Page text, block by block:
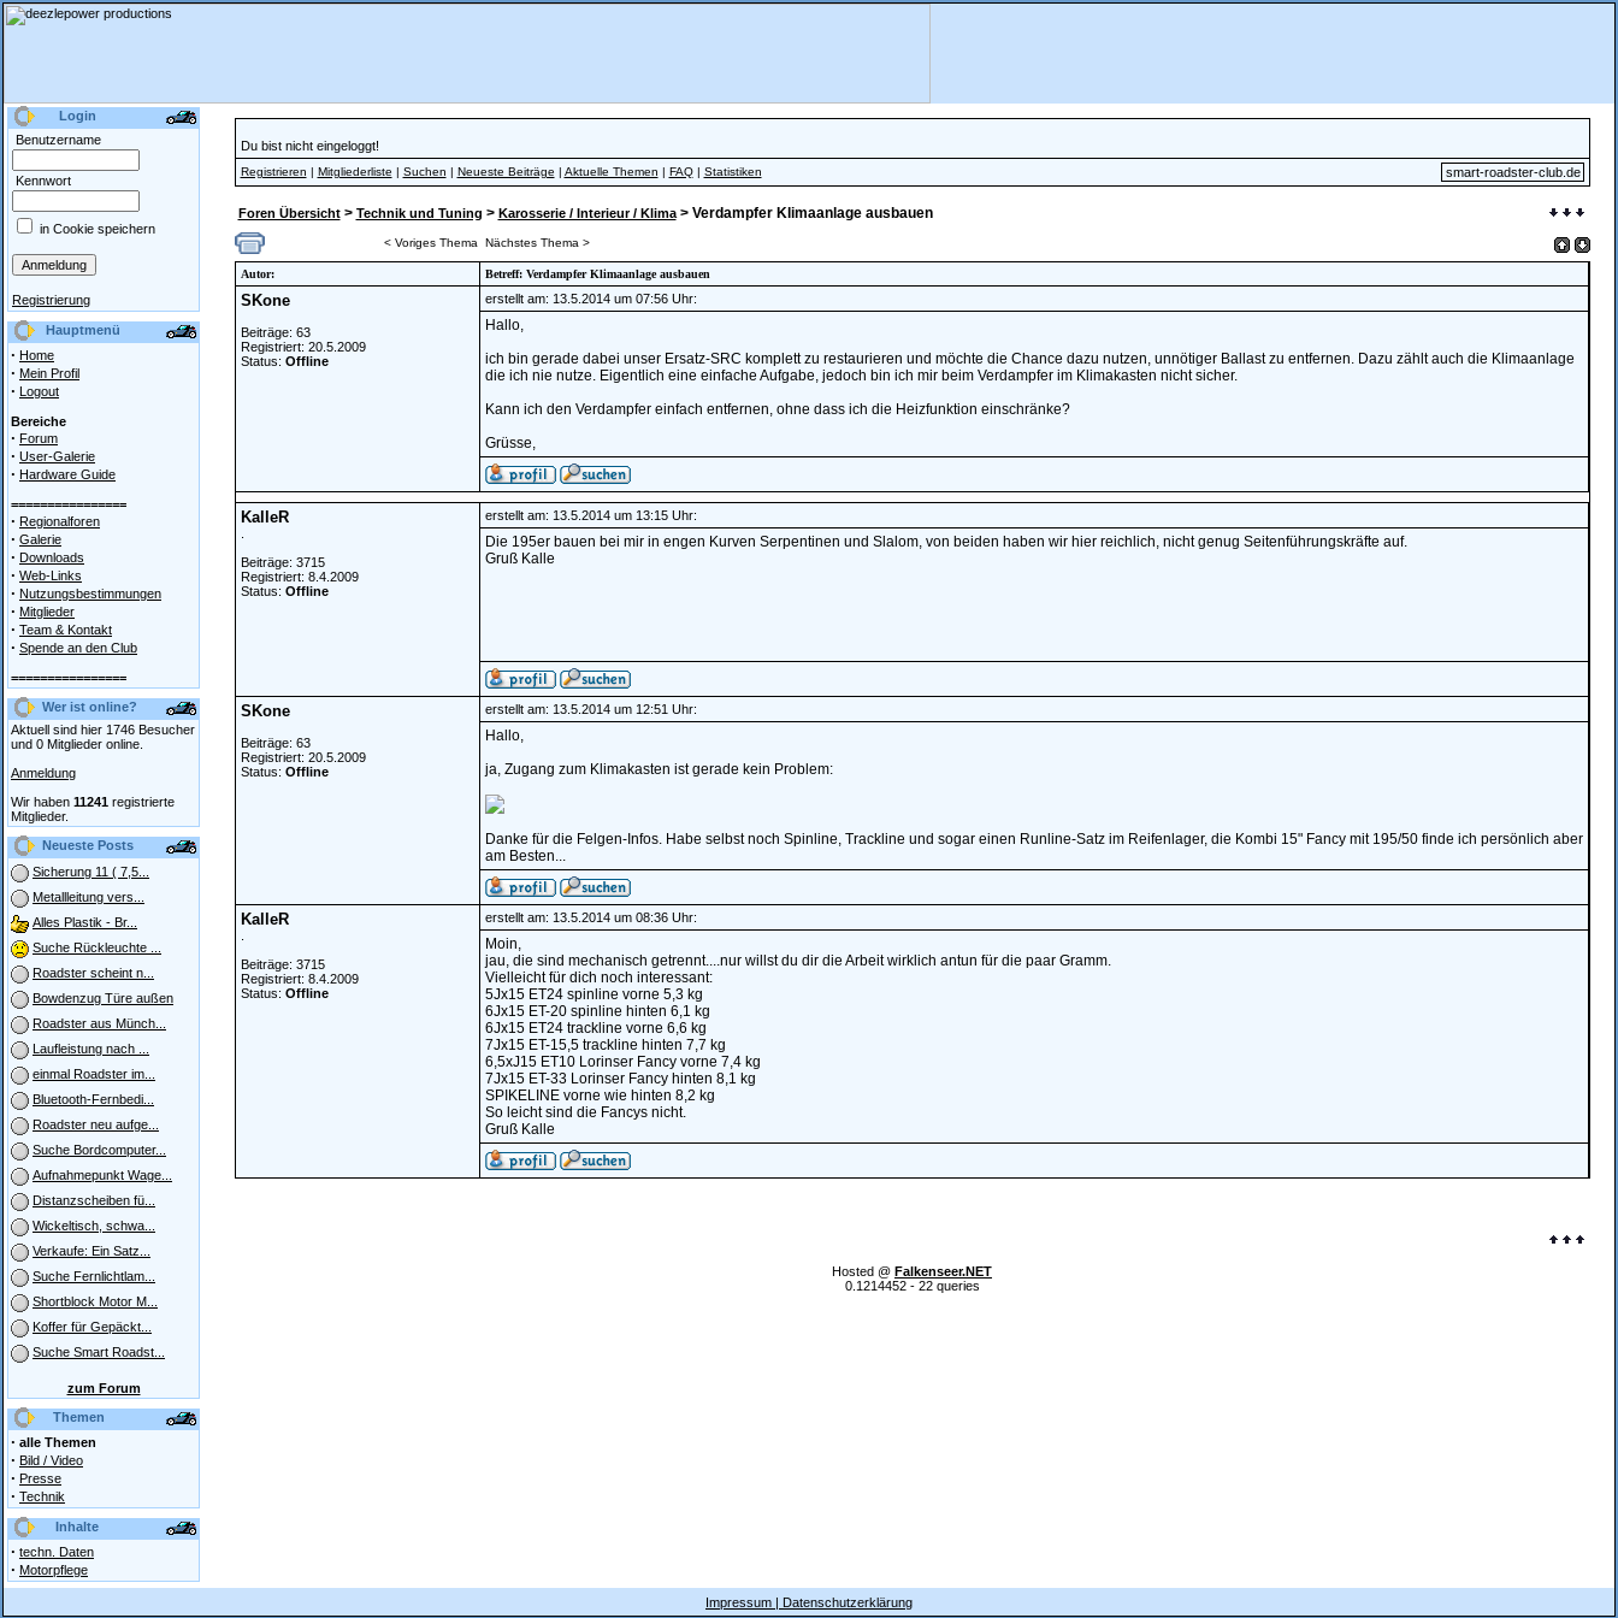
Login
Benutzername
Kennwort
in Cookie speichern
Registrierung
Hauptmenü
· Home
· Mein Profil
· Logout
Bereiche
· Forum
· User-Galerie
· Hardware Guide
================
· Regionalforen
· Galerie
· Downloads
· Web-Links
· Nutzungsbestimmungen
· Mitglieder
· Team & Kontakt
· Spende an den Club
================
Wer ist online?
Aktuell sind hier 1746 Besucher
und 0 Mitglieder online.
Anmeldung
Wir haben 11241 registrierte
Mitglieder.
Neueste Posts
Sicherung 11 ( 7,5...
Metallleitung vers...
Alles Plastik - Br...
Suche Rückleuchte ...
Roadster scheint n...
Bowdenzug Türe außen
Roadster aus Münch...
Laufleistung nach ...
einmal Roadster im...
Bluetooth-Fernbedi...
Roadster neu aufge...
Suche Bordcomputer...
Aufnahmepunkt Wage...
Distanzscheiben fü...
Wickeltisch, schwa...
Verkaufe: Ein Satz...
Suche Fernlichtlam...
Shortblock Motor M...
Koffer für Gepäckt...
Suche Smart Roadst...
zum Forum
Themen
· alle Themen
· Bild / Video
· Presse
· Technik
Inhalte
· techn. Daten
· Motorpflege
Du bist nicht eingeloggt!
Registrieren | Mitgliederliste | Suchen | Neueste Beiträge | Aktuelle Themen | FAQ| Statistiken smart-roadster-club.de
Foren Übersicht> Technik und Tuning > Karosserie / Interieur / Klima> Verdampfer Klimaanlage ausbauen
< Voriges Thema Nächstes Thema >
Autor: Betreff: Verdampfer Klimaanlage ausbauen
SKone
Beiträge: 63
Registriert: 20.5.2009
Status: Offline
erstellt am: 13.5.2014 um 07:56 Uhr:
Hallo,
ich bin gerade dabei unser Ersatz-SRC komplett zu restaurieren und möchte die Chance dazu nutzen, unnötiger Ballast zu entfernen. Dazu zählt auch die Klimaanlage
die ich nie nutze. Eigentlich eine einfache Aufgabe, jedoch bin ich mir beim Verdampfer im Klimakasten nicht sicher.
Kann ich den Verdampfer einfach entfernen, ohne dass ich die Heizfunktion einschränke?
Grüsse,
KalleR
Beiträge: 3715
Registriert: 8.4.2009
Status: Offline
erstellt am: 13.5.2014 um 13:15 Uhr:
Die 195er bauen bei mir in engen Kurven Serpentinen und Slalom, von beiden haben wir hier reichlich, nicht genug Seitenführungskräfte auf.
Gruß Kalle
SKone
Beiträge: 63
Registriert: 20.5.2009
Status: Offline
erstellt am: 13.5.2014 um 12:51 Uhr:
Hallo,
ja, Zugang zum Klimakasten ist gerade kein Problem:
Danke für die Felgen-Infos. Habe selbst noch Spinline, Trackline und sogar einen Runline-Satz im Reifenlager, die Kombi 15" Fancy mit 195/50 finde ich persönlich aber
am Besten...
KalleR
Beiträge: 3715
Registriert: 8.4.2009
Status: Offline
erstellt am: 13.5.2014 um 08:36 Uhr:
Moin,
jau, die sind mechanisch getrennt....nur willst du dir die Arbeit wirklich antun für die paar Gramm.
Vielleicht für dich noch interessant:
5Jx15 ET24 spinline vorne 5,3 kg
6Jx15 ET-20 spinline hinten 6,1 kg
6Jx15 ET24 trackline vorne 6,6 kg
7Jx15 ET-15,5 trackline hinten 7,7 kg
6,5xJ15 ET10 Lorinser Fancy vorne 7,4 kg
7Jx15 ET-33 Lorinser Fancy hinten 8,1 kg
SPIKELINE vorne wie hinten 8,2 kg
So leicht sind die Fancys nicht.
Gruß Kalle
Hosted @ Falkenseer.NET
0.1214452 - 22 queries
Impressum | Datenschutzerklärung